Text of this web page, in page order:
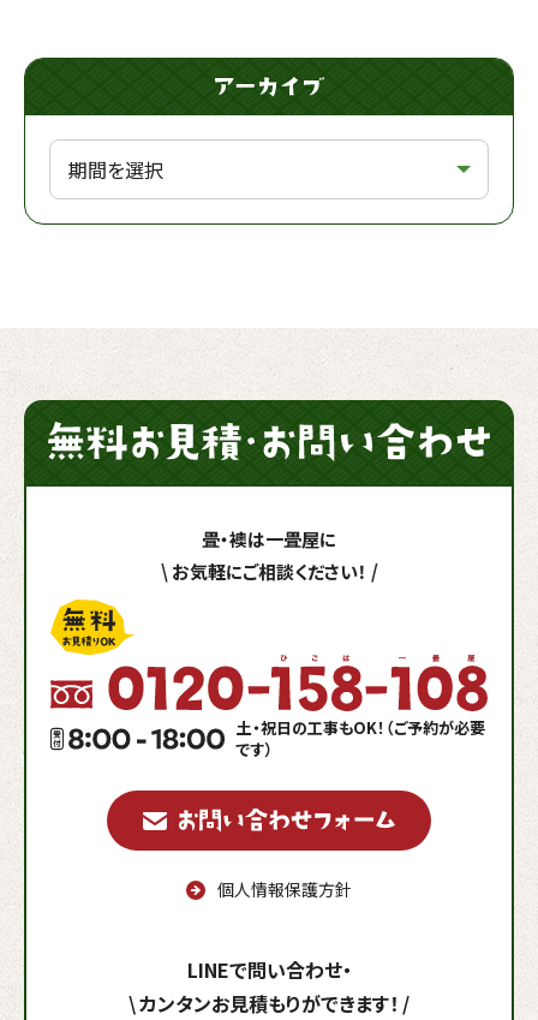
\
畳・襖は一畳屋に
お気軽にご相談ください！ /
土・祝日の工事もOK！（ご予約が必要
です）
個人情報保護方針
\
LINEで問い合わせ・
カンタンお見積もりができます！ /